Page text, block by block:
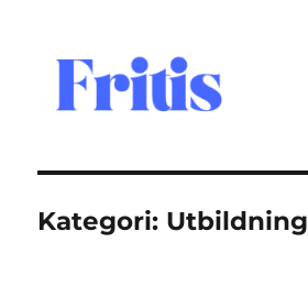
Kategori: Utbildning